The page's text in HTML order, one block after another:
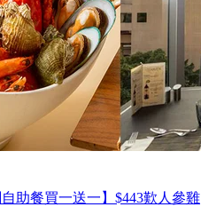
助餐買一送一】$443歎人參雞